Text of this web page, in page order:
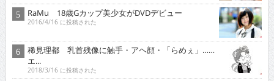
RaMu 18歳Gカップ美少女がDVDデビュー
2016/4/16 に投稿された
稀見理都 乳首残像に触手・アヘ顔・「らめぇ」……
エ...
2018/3/16 に投稿された